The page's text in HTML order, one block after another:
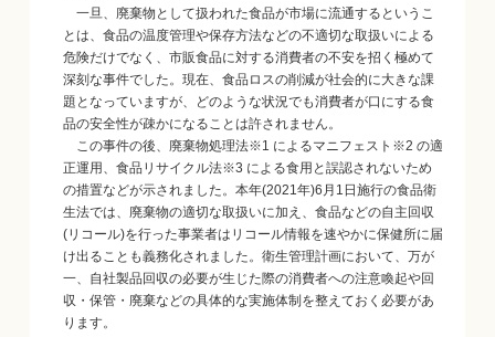
一旦、廃棄物として扱われた食品が市場に流通するというこ
とは、食品の温度管理や保存方法などの不適切な取扱いによる
危険だけでなく、市販食品に対する消費者の不安を招く極めて
深刻な事件でした。現在、食品ロスの削減が社会的に大きな課
題となっていますが、どのような状況でも消費者が口にする食
品の安全性が疎かになることは許されません。
この事件の後、廃棄物処理法※1 によるマニフェスト※2 の適
正運用、食品リサイクル法※3 による食用と誤認されないため
の措置などが示されました。本年(2021年)6月1日施行の食品衛
生法では、廃棄物の適切な取扱いに加え、食品などの自主回収
(リコール)を行った事業者はリコール情報を速やかに保健所に届
け出ることも義務化されました。衛生管理計画において、万が
一、自社製品回収の必要が生じた際の消費者への注意喚起や回
収・保管・廃棄などの具体的な実施体制を整えておく必要があ
ります。